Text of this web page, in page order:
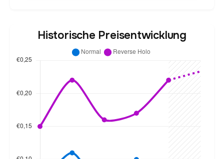
Historische Preisentwicklung